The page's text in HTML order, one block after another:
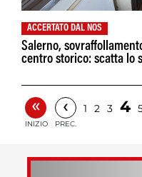
ACCERTATO DAL NOS
Salerno,
centro storico: scatta lo
«
INIZIO
‹
PREC.
1 2 3 4